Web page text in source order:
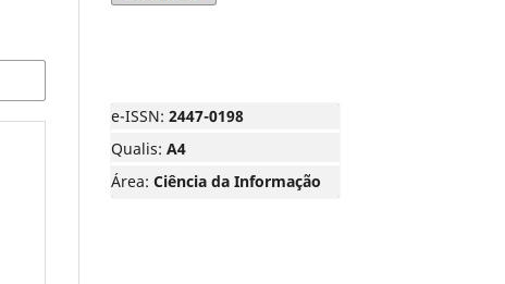
e-ISSN: 2447-0198
Qualis: A4
Área: Ciência da Informação